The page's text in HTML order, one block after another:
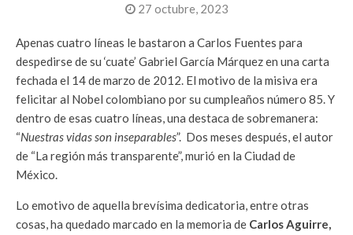
27 octubre, 2023
Apenas cuatro líneas le bastaron a Carlos Fuentes para
despedirse de su ‘cuate’ Gabriel García Márquez en una carta
fechada el 14 de marzo de 2012. El motivo de la misiva era
felicitar al Nobel colombiano por su cumpleaños número 85. Y
dentro de esas cuatro líneas, una destaca de sobremanera:
“Nuestras vidas son inseparables”. Dos meses después, el autor
de “La región más transparente”, murió en la Ciudad de
México.
Lo emotivo de aquella brevísima dedicatoria, entre otras
cosas, ha quedado marcado en la memoria de Carlos Aguirre,